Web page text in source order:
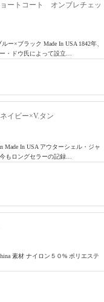
ートコート オンブレチェッ
ー×ブラック Made In USA 1842年、
・ドウ氏によって設立…
イビー×V.タン
In USA アウターシェル・ジャ
もロングセラーの記録…
素材 ナイロン５０% ポリエステ